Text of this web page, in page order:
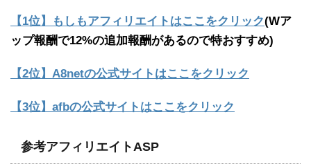
【1位】もしもアフィリエイトはここをクリック(Wア
ップ報酬で12%の追加報酬があるので特おすすめ)
【2位】A8netの公式サイトはここをクリック
【3位】afbの公式サイトはここをクリック
参考アフィリエイトASP